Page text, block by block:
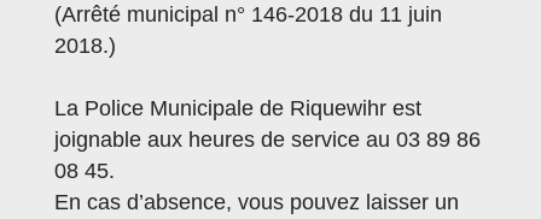
(Arrêté municipal n° 146-2018 du 11 juin
2018.)
La Police Municipale de Riquewihr est
joignable aux heures de service au 03 89 86
08 45.
En cas d’absence, vous pouvez laisser un